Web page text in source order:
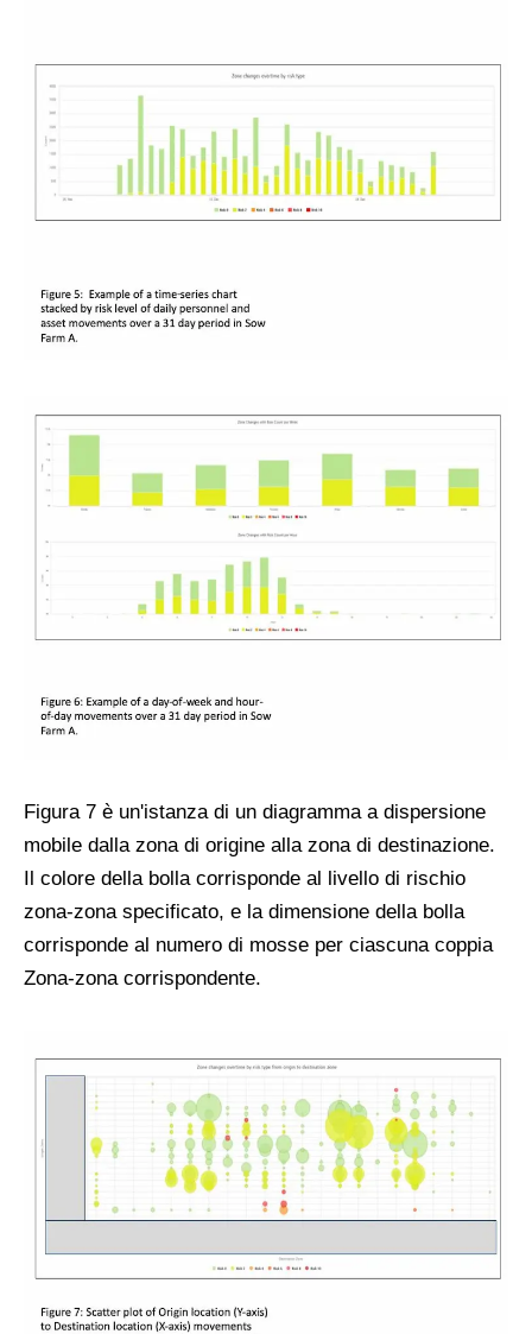
Figura 7 è un'istanza di un diagramma a dispersione
mobile dalla zona di origine alla zona di destinazione.
Il colore della bolla corrisponde al livello di rischio
zona-zona specificato, e la dimensione della bolla
corrisponde al numero di mosse per ciascuna coppia
Zona-zona corrispondente.